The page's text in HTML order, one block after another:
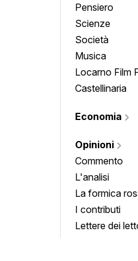
Pensiero
Scienze
Società
Musica
Locarno Film
Castellinaria
Economia
Opinioni
Commento
L'analisi
La formica
I contributi
Lettere dei